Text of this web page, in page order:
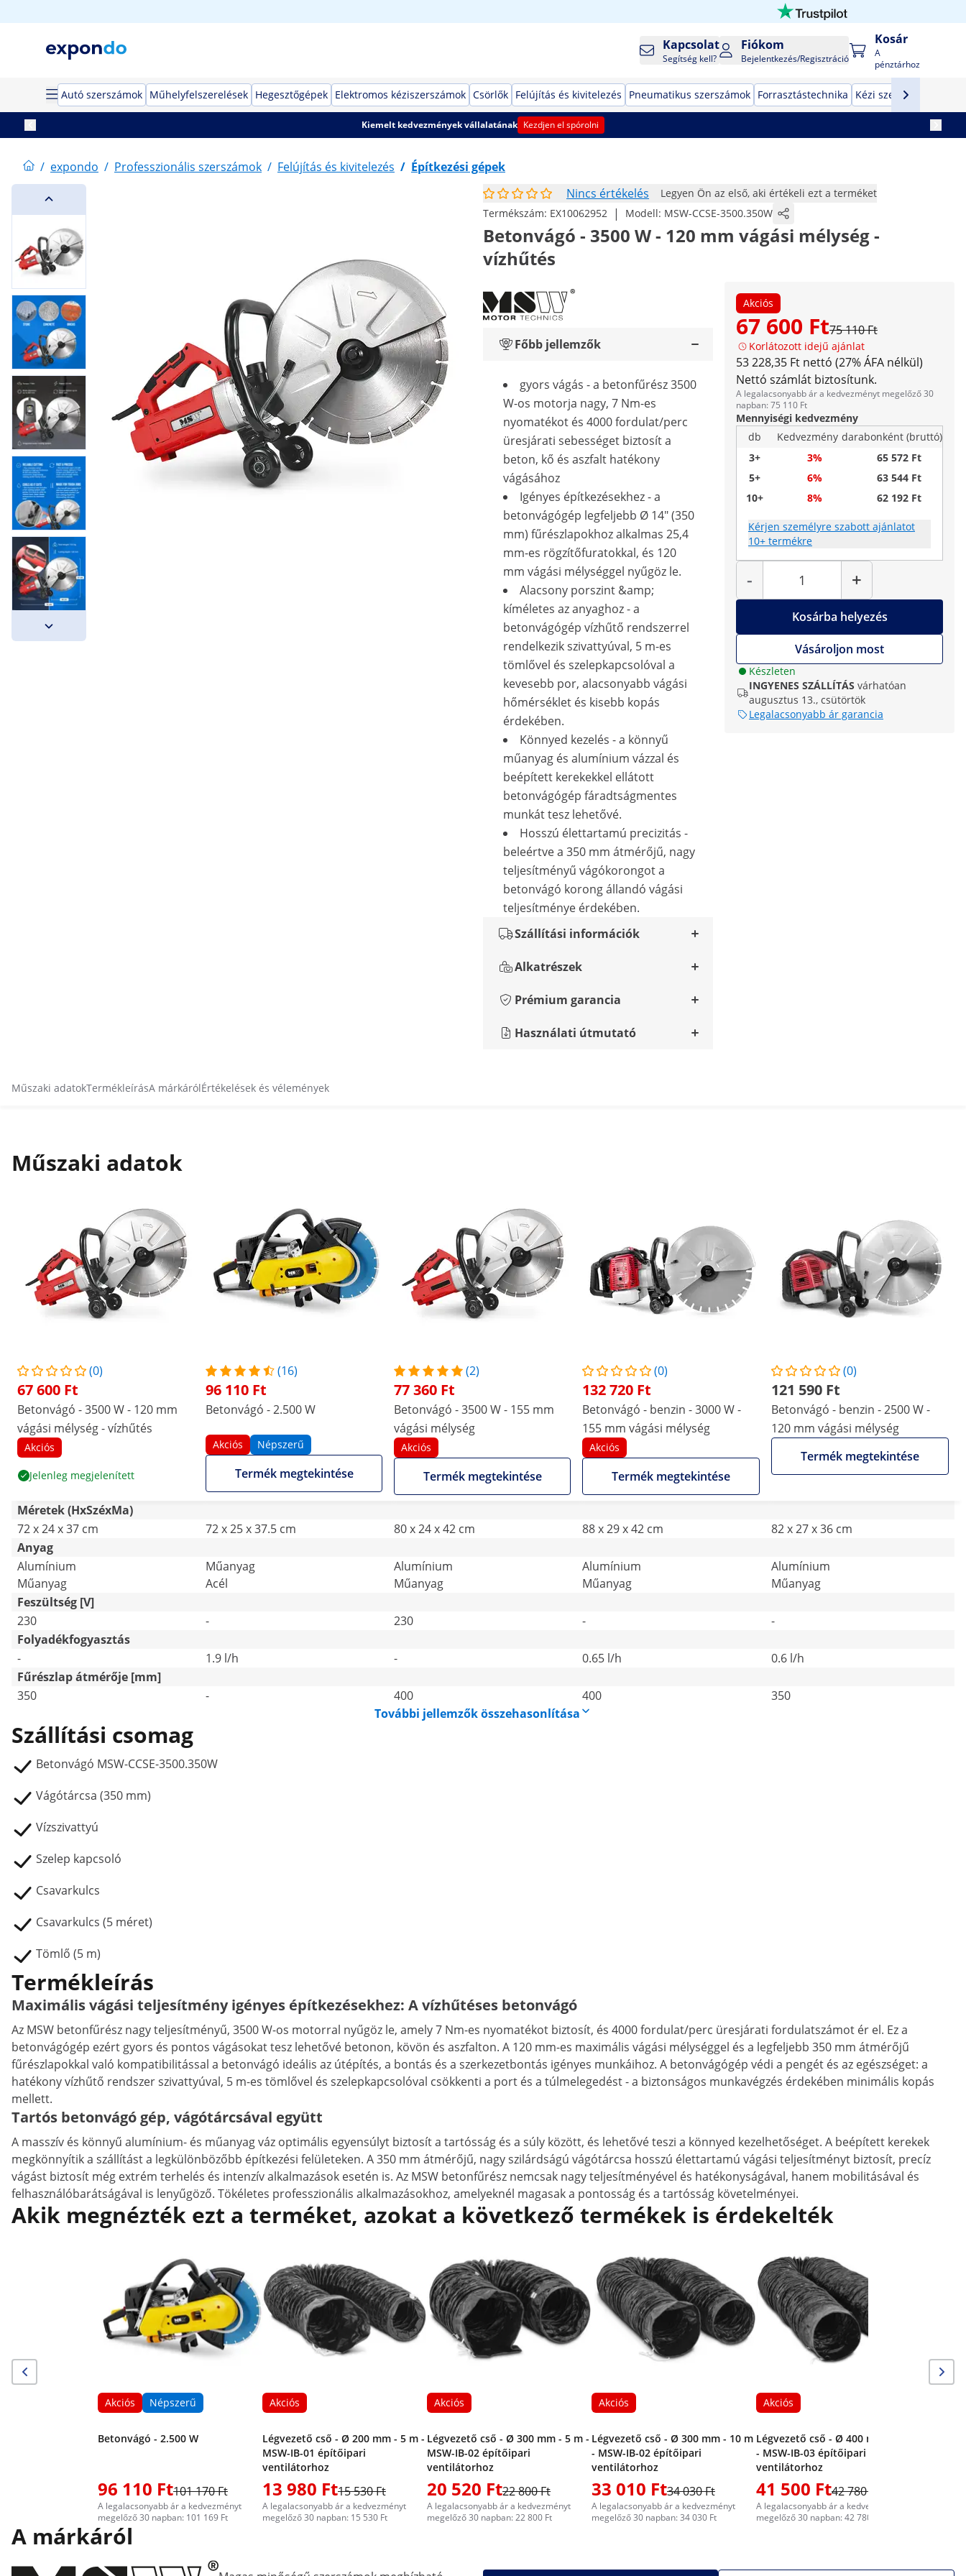
Kapcsolat
Segítség kell?
Fiókom
Bejelentkezés/Regisztráció
Kosár
A
pénztárhoz
Autó szerszámok Műhelyfelszerelések Hegesztőgépek Elektromos kéziszerszámok Csörlők Felújítás és kivitelezés Pneumatikus szerszámok Forrasztástechnika Kézi szerszámok
Kiemelt kedvezmények vállalatának Kezdjen el spórolni
/ expondo / Professzionális szerszámok / Felújítás és kivitelezés / Építkezési gépek
Nincs értékelés
Legyen Ön az első, aki értékeli ezt a terméket
Termékszám: EX10062952 | Modell: MSW-CCSE-3500.350W
Betonvágó - 3500 W - 120 mm vágási mélység -
vízhűtés
Akciós
67 600 Ft75 110 Ft
Korlátozott idejű ajánlat
53 228,35 Ft nettó (27% ÁFA nélkül)
Nettó számlát biztosítunk.
A legalacsonyabb ár a kedvezményt megelőző 30
napban: 75 110 Ft
Mennyiségi kedvezmény
db
Kedvezmény darabonként (bruttó)
3+
3%
65 572 Ft
5+
6%
63 544 Ft
10+
8% 62 192 Ft
Kérjen személyre szabott ajánlatot
10+ termékre
-
Mennyiség
+
Kosárba helyezés
Vásároljon most
Készleten
INGYENES SZÁLLÍTÁS várhatóan
augusztus 13., csütörtök
Legalacsonyabb ár garancia
Főbb jellemzők
gyors vágás - a betonfűrész 3500
W-os motorja nagy, 7 Nm-es
nyomatékot és 4000 fordulat/perc
üresjárati sebességet biztosít a
beton, kő és aszfalt hatékony
vágásához
Igényes építkezésekhez - a
betonvágógép legfeljebb Ø 14" (350
mm) fűrészlapokhoz alkalmas 25,4
mm-es rögzítőfuratokkal, és 120
mm vágási mélységgel nyűgöz le.
Alacsony porszint &amp;
kíméletes az anyaghoz - a
betonvágógép vízhűtő rendszerrel
rendelkezik szivattyúval, 5 m-es
tömlővel és szelepkapcsolóval a
kevesebb por, alacsonyabb vágási
hőmérséklet és kisebb kopás
érdekében.
Könnyed kezelés - a könnyű
műanyag és alumínium vázzal és
beépített kerekekkel ellátott
betonvágógép fáradtságmentes
munkát tesz lehetővé.
Hosszú élettartamú precizitás -
beleértve a 350 mm átmérőjű, nagy
teljesítményű vágókorongot a
betonvágó korong állandó vágási
teljesítménye érdekében.
Szállítási információk
Alkatrészek
Prémium garancia
Használati útmutató
Műszaki adatokTermékleírásA márkárólÉrtékelések és vélemények
Műszaki adatok
(0)
67 600 Ft
Betonvágó - 3500 W - 120 mm
vágási mélység - vízhűtés
Akciós
Jelenleg megjelenített
(16)
96 110 Ft
Betonvágó - 2.500 W
Akciós Népszerű
Termék megtekintése
(2)
77 360 Ft
Betonvágó - 3500 W - 155 mm
vágási mélység
Akciós
Termék megtekintése
(0)
132 720 Ft
Betonvágó - benzin - 3000 W -
155 mm vágási mélység
Akciós
Termék megtekintése
(0)
121 590 Ft
Betonvágó - benzin - 2500 W -
120 mm vágási mélység
Termék megtekintése
Méretek (HxSzéxMa)
72 x 24 x 37 cm
72 x 25 x 37.5 cm 80 x 24 x 42 cm 88 x 29 x 42 cm
82 x 27 x 36 cm
Anyag
Alumínium
Műanyag
Műanyag
Acél
Alumínium
Műanyag
Alumínium
Műanyag
Alumínium
Műanyag
Feszültség [V]
230
- 230 -
-
Folyadékfogyasztás
-
1.9 l/h - 0.65 l/h
0.6 l/h
Fűrészlap átmérője [mm]
350
- 400 400
350
További jellemzők összehasonlítása
Szállítási csomag
Betonvágó MSW-CCSE-3500.350W
Vágótárcsa (350 mm)
Vízszivattyú
Szelep kapcsoló
Csavarkulcs
Csavarkulcs (5 méret)
Tömlő (5 m)
Termékleírás
Maximális vágási teljesítmény igényes építkezésekhez: A vízhűtéses betonvágó
Az MSW betonfűrész nagy teljesítményű, 3500 W-os motorral nyűgöz le, amely 7 Nm-es nyomatékot biztosít, és 4000 fordulat/perc üresjárati fordulatszámot ér el. Ez a
betonvágógép ezért gyors és pontos vágásokat tesz lehetővé betonon, kövön és aszfalton. A 120 mm-es maximális vágási mélységgel és a legfeljebb 350 mm átmérőjű
fűrészlapokkal való kompatibilitással a betonvágó ideális az útépítés, a bontás és a szerkezetbontás igényes munkáihoz. A betonvágógép védi a pengét és az egészséget: a
hatékony vízhűtő rendszer szivattyúval, 5 m-es tömlővel és szelepkapcsolóval csökkenti a port és a túlmelegedést - a biztonságos munkavégzés érdekében minimális kopás
mellett.
Tartós betonvágó gép, vágótárcsával együtt
A masszív és könnyű alumínium- és műanyag váz optimális egyensúlyt biztosít a tartósság és a súly között, és lehetővé teszi a könnyed kezelhetőséget. A beépített kerekek
megkönnyítik a szállítást a legkülönbözőbb építkezési felületeken. A 350 mm átmérőjű, nagy szilárdságú vágótárcsa hosszú élettartamú vágási teljesítményt biztosít, precíz
vágást biztosít még extrém terhelés és intenzív alkalmazások esetén is. Az MSW betonfűrész nemcsak nagy teljesítményével és hatékonyságával, hanem mobilitásával és
felhasználóbarátságával is lenyűgöző. Tökéletes professzionális alkalmazásokhoz, amelyeknél magasak a pontosság és a tartósság követelményei.
Akik megnézték ezt a terméket, azokat a következő termékek is érdekelték
Akciós Népszerű
Betonvágó - 2.500 W
96 110 Ft101 170 Ft
A legalacsonyabb ár a kedvezményt
megelőző 30 napban: 101 169 Ft
Akciós
Légvezető cső - Ø 200 mm - 5 m -
MSW-IB-01 építőipari
ventilátorhoz
13 980 Ft15 530 Ft
A legalacsonyabb ár a kedvezményt
megelőző 30 napban: 15 530 Ft
Akciós
Légvezető cső - Ø 300 mm - 5 m -
MSW-IB-02 építőipari
ventilátorhoz
20 520 Ft22 800 Ft
A legalacsonyabb ár a kedvezményt
megelőző 30 napban: 22 800 Ft
Akciós
Légvezető cső - Ø 300 mm - 10 m
- MSW-IB-02 építőipari
ventilátorhoz
33 010 Ft34 030 Ft
A legalacsonyabb ár a kedvezményt
megelőző 30 napban: 34 030 Ft
Akciós
Légvezető cső - Ø 400 mm - 10 m
- MSW-IB-03 építőipari
ventilátorhoz
41 500 Ft42 780 Ft
A legalacsonyabb ár a kedvezményt
megelőző 30 napban: 42 780 Ft
A márkáról